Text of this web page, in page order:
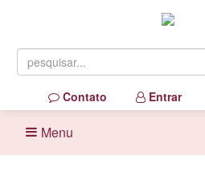
Contato Entrar
Menu